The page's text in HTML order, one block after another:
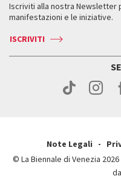
Come raggiungerci
Contatti
Biglietti
Come raggiungerci
Contatti
Orari e sedi
Iscriviti alla nostra
manifestazioni e le iniziative.
ISCRIVITI
Note Legali
© La Biennale di Venezia